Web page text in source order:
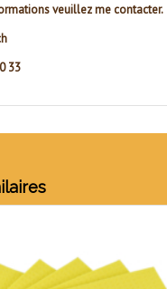
veuillez me contacter.
33